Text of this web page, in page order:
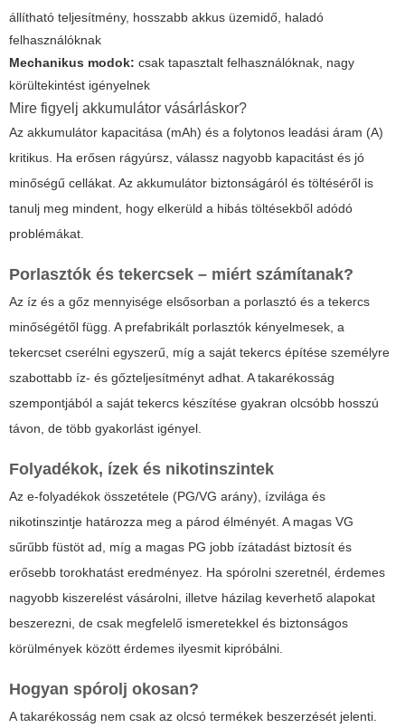
állítható teljesítmény, hosszabb akkus üzemidő, haladó
felhasználóknak
Mechanikus modok: csak tapasztalt felhasználóknak, nagy
körültekintést igényelnek
Mire figyelj akkumulátor vásárláskor?
Az akkumulátor kapacitása (mAh) és a folytonos leadási áram (A)
kritikus. Ha erősen rágyúrsz, válassz nagyobb kapacitást és jó
minőségű cellákat. Az akkumulátor biztonságáról és töltéséről is
tanulj meg mindent, hogy elkerüld a hibás töltésekből adódó
problémákat.
Porlasztók és tekercsek – miért számítanak?
Az íz és a gőz mennyisége elsősorban a porlasztó és a tekercs
minőségétől függ. A prefabrikált porlasztók kényelmesek, a
tekercset cserélni egyszerű, míg a saját tekercs építése személyre
szabottabb íz- és gőzteljesítményt adhat. A takarékosság
szempontjából a saját tekercs készítése gyakran olcsóbb hosszú
távon, de több gyakorlást igényel.
Folyadékok, ízek és nikotinszintek
Az e-folyadékok összetétele (PG/VG arány), ízvilága és
nikotinszintje határozza meg a párod élményét. A magas VG
sűrűbb füstöt ad, míg a magas PG jobb ízátadást biztosít és
erősebb torokhatást eredményez. Ha spórolni szeretnél, érdemes
nagyobb kiszerelést vásárolni, illetve házilag keverhető alapokat
beszerezni, de csak megfelelő ismeretekkel és biztonságos
körülmények között érdemes ilyesmit kipróbálni.
Hogyan spórolj okosan?
A takarékosság nem csak az olcsó termékek beszerzését jelenti.